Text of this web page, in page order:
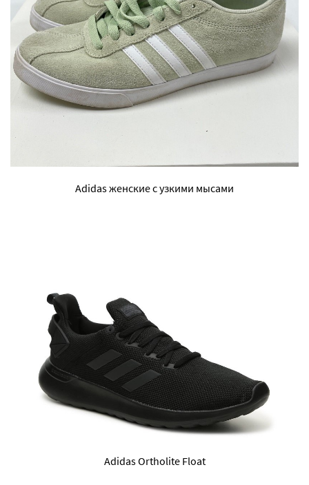
Adidas женские с узкими мысами
Adidas Ortholite Float